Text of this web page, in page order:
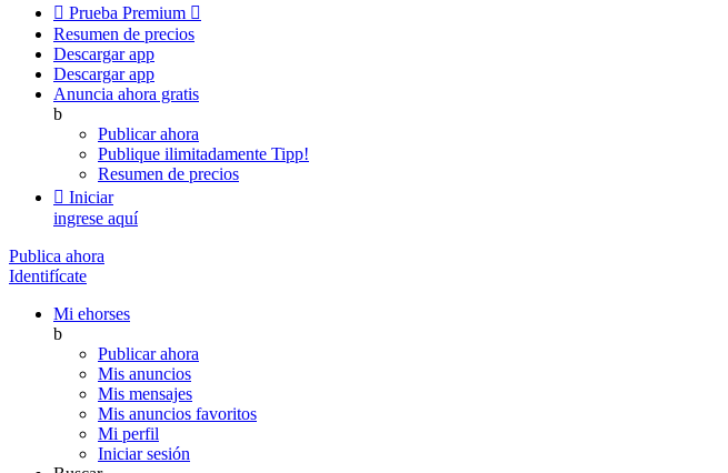
 Prueba Premium 
Resumen de precios
Descargar app
Descargar app
Anuncia ahora gratis
b
Publicar ahora
Publique ilimitadamente Tipp!
Resumen de precios
 Iniciar
ingrese aquí
Publica ahora
Identifícate
Mi ehorses
b
Publicar ahora
Mis anuncios
Mis mensajes
Mis anuncios favoritos
Mi perfil
Iniciar sesión